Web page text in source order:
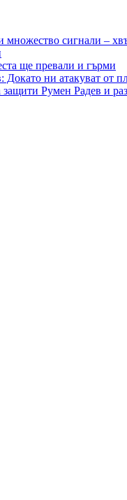
сигнали –
ще превали и гърми
Докато ни атакуват от
Румен Радев и